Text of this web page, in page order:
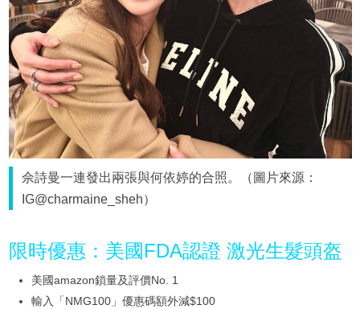
佘詩曼一連發出兩張與何依婷的合照。（圖片來源：
IG@charmaine_sheh）
限時優惠：美國FDA認證 激光生髮頭盔
美國amazon鎖量及評價No. 1
輸入「NMG100」優惠碼額外減$100